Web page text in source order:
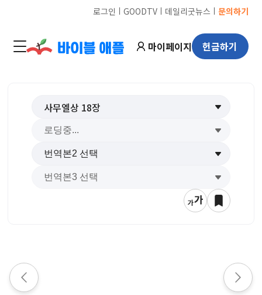
로그인 ㅣ GOODTVㅣ 데일리굿뉴스 ㅣ 문의하기
마이페이지 헌금하기
사무엘상 18장